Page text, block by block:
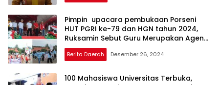
Pimpin upacara pembukaan Porseni
HUT PGRI ke-79 dan HGN tahun 2024,
Ruksamin Sebut Guru Merupakan Agen
Peradaban
Berita Daerah Desember 26, 2024
100 Mahasiswa Universitas Terbuka,